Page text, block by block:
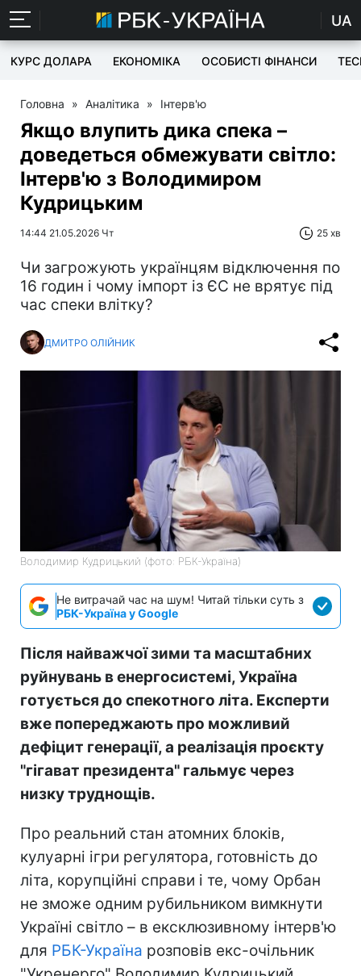
UA
КУРС ДОЛАРА ЕКОНОМІКА ОСОБИСТІ ФІНАНСИ
Головна » Аналітика » Інтерв'ю
Якщо влупить дика спека –
доведеться обмежувати світло:
Інтерв'ю з Володимиром
Кудрицьким
14:44 21.05.2026 Чт 25 хв
Чи загрожують українцям відключення по
16 годин і чому імпорт із ЄС не врятує під
час спеки влітку?
ДМИТРО ОЛІЙНИК
Володимир Кудрицький (фото: РБК-Україна)
Не витрачай час на шум! Читай тільки суть з
РБК-Україна у Google
Після найважчої зими та масштабних
руйнувань в енергосистемі, Україна
готується до спекотного літа. Експерти
вже попереджають про можливий
дефіцит генерації, а реалізація проєкту
"гігават президента" гальмує через
низку труднощів.
Про реальний стан атомних блоків,
кулуарні ігри регулятора, готовність до
літа, корупційні справи і те, чому Орбан
не зможе одним рубильником вимкнути
Україні світло – в ексклюзивному інтерв'ю
для РБК-Україна розповів екс-очільник